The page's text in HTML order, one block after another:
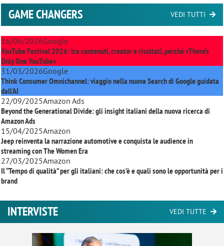
GAME CHANGERS VEDI TUTTI
16/06/2026Google
YouTube Festival 2026: tra contenuti, creator e risultati, perché «There’s
Only One YouTube»
31/03/2026Google
Think Consumer Omnichannel: viaggio nella nuova Search di Google guidata
dall'AI
22/09/2025Amazon Ads
Beyond the Generational Divide: gli insight italiani della nuova ricerca di
Amazon Ads
15/04/2025Amazon
Jeep reinventa la narrazione automotive e conquista le audience in
streaming conThe Women Era
27/03/2025Amazon
Il “Tempo di qualità” per gli italiani: che cos’è e quali sono le opportunità per i
brand
INTERVISTE VEDI TUTTE